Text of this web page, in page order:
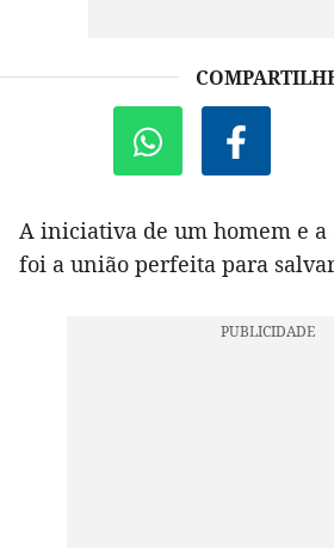
A iniciativa de um homem e a
foi a união perfeita para